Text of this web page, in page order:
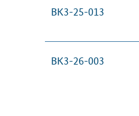
BK3-25-013
BK3-26-003